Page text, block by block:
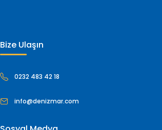
Bize Ulaşın
0232 483 42 18
info@denizmar.com